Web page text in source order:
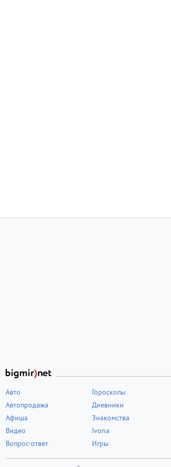
Авто
Автопродажа
Афиша
Видео
Вопрос-ответ
Гороскопы
Дневники
Знакомства
Ivona
Игры